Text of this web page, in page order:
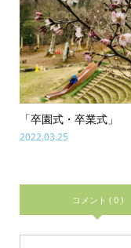
「卒園式・卒業式」
2022.03.25
コメント ( 0 )